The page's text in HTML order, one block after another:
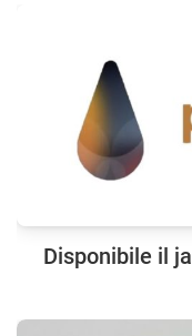
Disponibile il